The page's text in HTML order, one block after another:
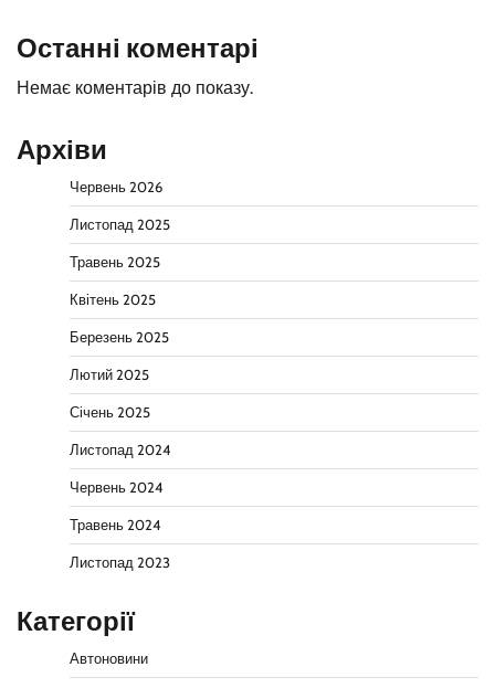
Останні коментарі
Немає коментарів до показу.
Архіви
Червень 2026
Листопад 2025
Травень 2025
Квітень 2025
Березень 2025
Лютий 2025
Січень 2025
Листопад 2024
Червень 2024
Травень 2024
Листопад 2023
Категорії
Автоновини